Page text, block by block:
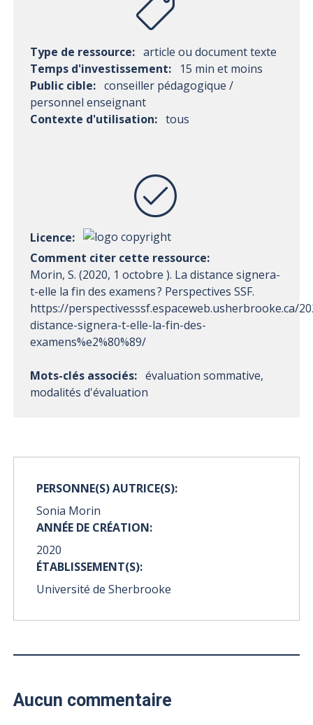
Type de ressource: article ou document texte
Temps d'investissement:
15 min et moins
Public cible: conseiller pédagogique /
personnel enseignant
Contexte d'utilisation: tous
Licence:
Comment citer cette ressource:
Morin, S. (2020, 1 octobre ). La distance signera-
t-elle la fin des examens ? Perspectives SSF.
https://perspectivesssf.espaceweb.usherbrooke.ca/
distance-signera-t-elle-la-fin-des-
examens%e2%80%89/
Mots-clés associés: évaluation sommative,
modalités d'évaluation
PERSONNE(S) AUTRICE(S):
Sonia Morin
ANNÉE DE CRÉATION:
2020
ÉTABLISSEMENT(S):
Université de Sherbrooke
Aucun commentaire